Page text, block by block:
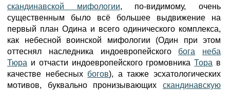
скандинавской мифологии, по-видимому, очень
существенным было всё большее выдвижение на
первый план Одина и всего одинического комплекса,
как небесной воинской мифологии (Один при этом
оттеснял наследника индоевропейского бога
неба
Тюра и отчасти индоевропейского громовникаТора в
качестве небесных богов), а также эсхатологических
мотивов, буквально пронизывающих скандинавскую